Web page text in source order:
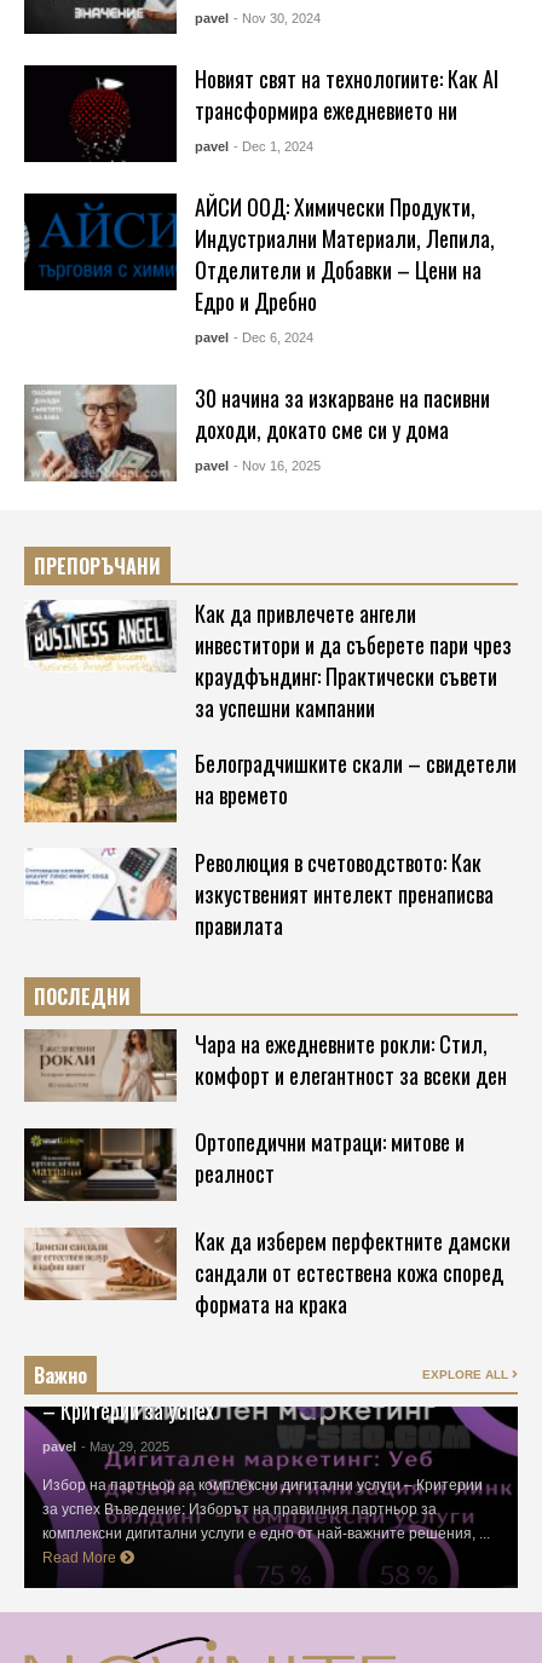
pavel - Nov 30, 2024
Новият свят на технологиите: Как AI
трансформира ежедневието ни
pavel - Dec 1, 2024
АЙСИ ООД: Химически Продукти,
Индустриални Материали, Лепила,
Отделители и Добавки – Цени на
Едро и Дребно
pavel - Dec 6, 2024
30 начина за изкарване на пасивни
доходи, докато сме си у дома
pavel - Nov 16, 2025
ПРЕПОРЪЧАНИ
Как да привлечете ангели
инвеститори и да съберете пари чрез
краудфъндинг: Практически съвети
за успешни кампании
Белоградчишките скали – свидетели
на времето
Революция в счетоводството: Как
изкуственият интелект пренаписва
правилата
ПОСЛЕДНИ
Чара на ежедневните рокли: Стил,
комфорт и елегантност за всеки ден
Ортопедични матраци: митове и
реалност
Как да изберем перфектните дамски
сандали от естествена кожа според
формата на крака
Важно EXPLORE ALL
Избор на партньор за комплексни дигитални услуги
– Критерии за успех
pavel - May 29, 2025
Избор на партньор за комплексни дигитални услуги – Критерии
за успех Въведение: Изборът на правилния партньор за
комплексни дигитални услуги е едно от най-важните решения, ...
Read More